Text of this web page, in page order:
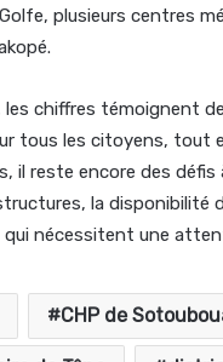
plusieurs centres
les chiffres témoignent
tous les citoyens, tout
il reste encore des
la disponibilité
qui nécessitent une
CHP de